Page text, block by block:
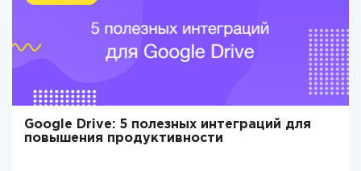
Google Drive: 5 полезных интеграций для
повышения продуктивности